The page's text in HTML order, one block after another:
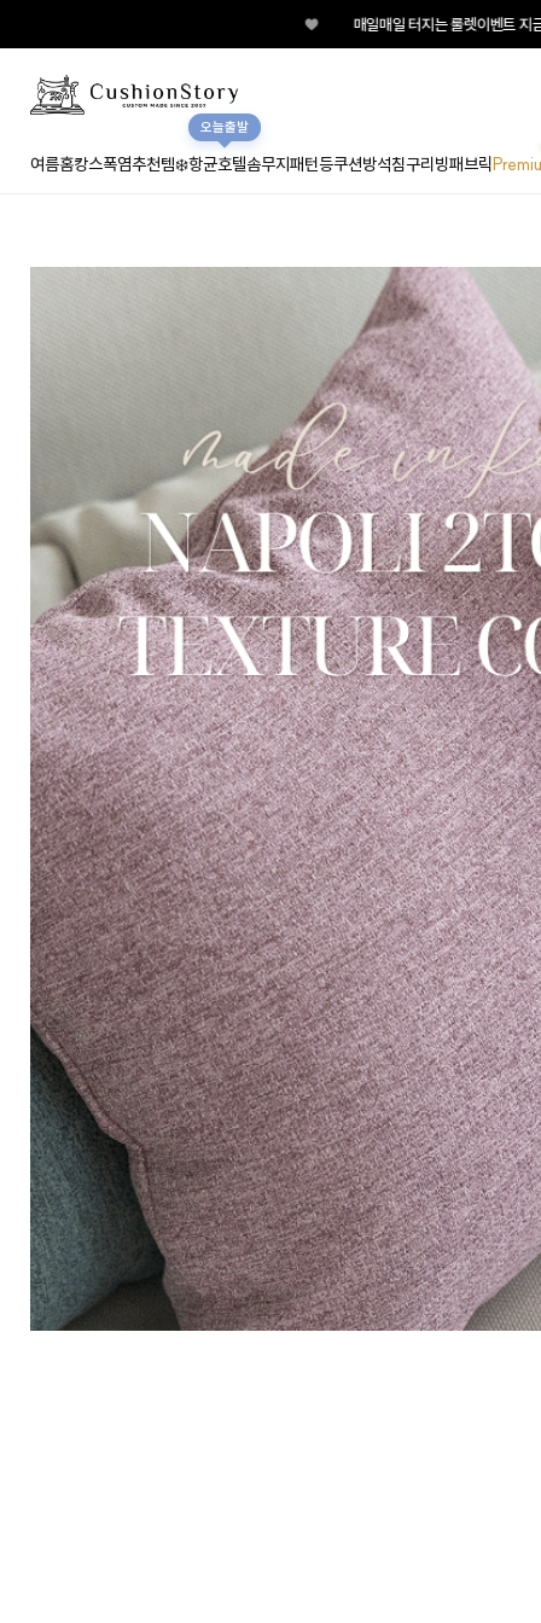
매일매일 터지는 룰렛이벤트 지금 바로 돌려보세요!
여름홈캉스폭염추천템❄️항균호텔솜
오늘출발
무지패턴등쿠션방석침구리빙패브릭